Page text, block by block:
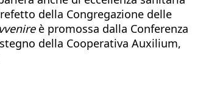
della Congregazione delle
è promossa dalla Conferenza
della Cooperativa Auxilium,